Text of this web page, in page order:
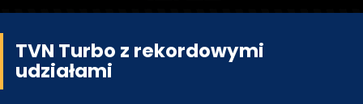
TVN Turbo z rekordowymi
udziałami